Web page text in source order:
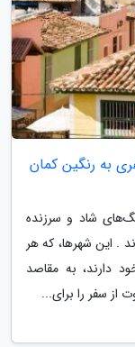
به رنگین کمان
شاد و سرزنده
. این شهرها، که هر
دارند، به مقاصد
از سفر را برای...